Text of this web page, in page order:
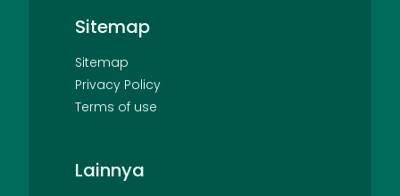
Sitemap
Sitemap
Privacy Policy
Terms of use
Lainnya